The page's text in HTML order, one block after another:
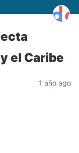
el Caribe
1 año ago